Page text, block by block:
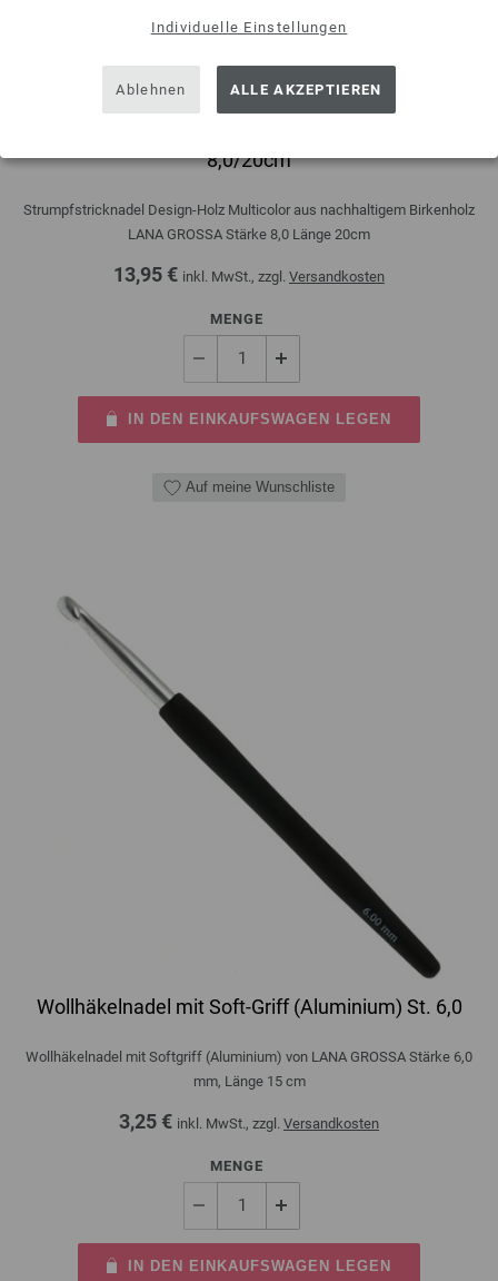
Individuelle Einstellungen
Ablehnen ALLE AKZEPTIEREN
8,0/20cm
Strumpfstricknadel Design-Holz Multicolor aus nachhaltigem Birkenholz
LANA GROSSA Stärke 8,0 Länge 20cm
13,95 € inkl. MwSt., zzgl. Versandkosten
MENGE
IN DEN EINKAUFSWAGEN LEGEN
Auf meine Wunschliste
Wollhäkelnadel mit Soft-Griff (Aluminium) St. 6,0
Wollhäkelnadel mit Softgriff (Aluminium) von LANA GROSSA Stärke 6,0
mm, Länge 15 cm
3,25 € inkl. MwSt., zzgl. Versandkosten
MENGE
IN DEN EINKAUFSWAGEN LEGEN